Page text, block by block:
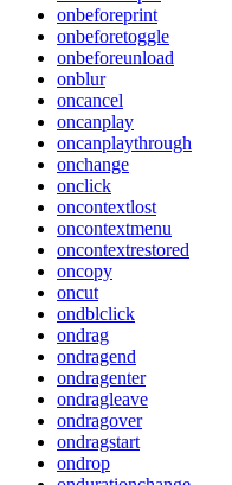
onbeforeprint
onbeforetoggle
onbeforeunload
onblur
oncancel
oncanplay
oncanplaythrough
onchange
onclick
oncontextlost
oncontextmenu
oncontextrestored
oncopy
oncut
ondblclick
ondrag
ondragend
ondragenter
ondragleave
ondragover
ondragstart
ondrop